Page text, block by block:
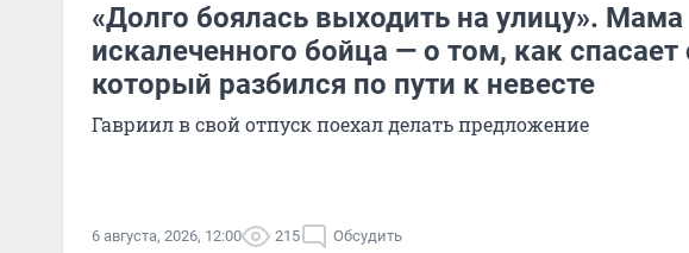
«Долго боялась выходить на улицу». Мама
искалеченного бойца — о том, как
который разбился по пути к невесте
Гавриил в свой отпуск поехал делать предложение
6 августа, 2026, 12:00 215 Обсудить